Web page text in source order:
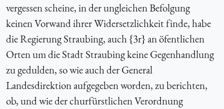
vergessen scheine, in der ungleichen Befolgung
keinen Vorwand ihrer Widersetzlichkeit finde, habe
die Regierung Straubing, auch {3r} an öfentlichen
Orten um die Stadt Straubing keine Gegenhandlung
zu gedulden, so wie auch der General
Landesdirektion aufgegeben worden, zu berichten,
ob, und wie der churfürstlichen Verordnung